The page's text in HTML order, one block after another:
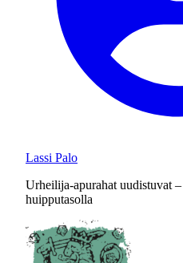
Lassi Palo
Urheilija-apurahat uudistuvat
huipputasolla